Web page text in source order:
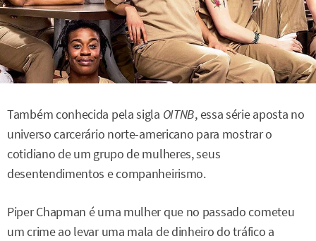
Também conhecida pela sigla OITNB, essa série aposta no
universo carcerário norte-americano para mostrar o
cotidiano de um grupo de mulheres, seus
desentendimentos e companheirismo.
Piper Chapman é uma mulher que no passado cometeu
um crime ao levar uma mala de dinheiro do tráfico a